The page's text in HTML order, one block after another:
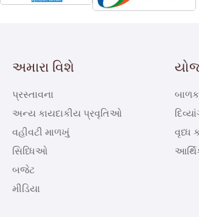
અમારા વિશે
પ્રસ્તાવના
અન્ય કાયદાકીય પ્રવૃતિઓ
વહીવટી માળખું
સિધ્ધિઓ
બજેટ
મીડિયા
વૃધ્ધ